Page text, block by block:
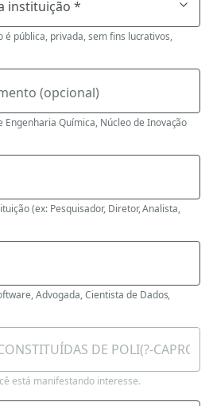
é pública, privada, sem fins lucrativos,
(opcional)
Engenharia Química, Núcleo de Inovação
(ex: Pesquisador, Diretor, Analista,
Advogada, Cientista de Dados,
está manifestando interesse.